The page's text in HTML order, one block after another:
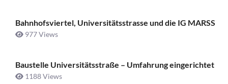
Bahnhofsviertel, Universitätsstrasse und die IG MARSS
977 Views
Baustelle Universitätsstraße ­– Umfahrung eingerichtet
1188 Views